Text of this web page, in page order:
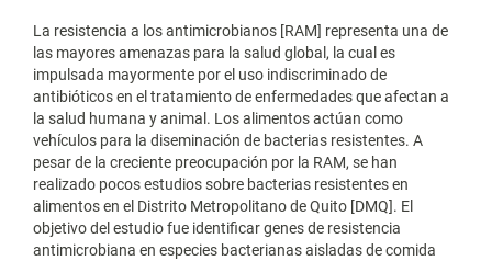
La resistencia a los antimicrobianos [RAM] representa una de
las mayores amenazas para la salud global, la cual es
impulsada mayormente por el uso indiscriminado de
antibióticos en el tratamiento de enfermedades que afectan a
la salud humana y animal. Los alimentos actúan como
vehículos para la diseminación de bacterias resistentes. A
pesar de la creciente preocupación por la RAM, se han
realizado pocos estudios sobre bacterias resistentes en
alimentos en el Distrito Metropolitano de Quito [DMQ]. El
objetivo del estudio fue identificar genes de resistencia
antimicrobiana en especies bacterianas aisladas de comida